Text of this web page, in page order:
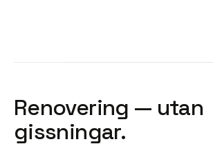
Renovering — utan
gissningar.